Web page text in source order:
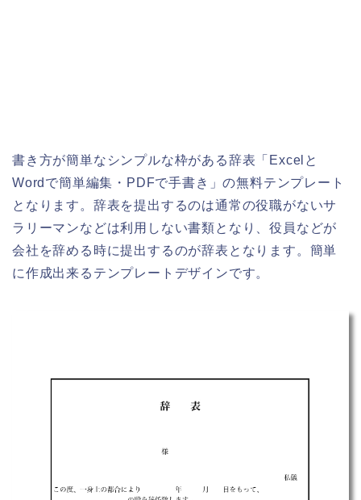
書き方が簡単なシンプルな枠がある辞表「Excelと
Wordで簡単編集・PDFで手書き」の無料テンプレート
となります。辞表を提出するのは通常の役職がないサ
ラリーマンなどは利用しない書類となり、役員などが
会社を辞める時に提出するのが辞表となります。簡単
に作成出来るテンプレートデザインです。